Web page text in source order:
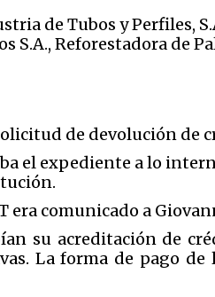
de Tubos y Perfiles,
S.A., Reforestadora de
de devolución de
el expediente a lo
era comunicado a
su acreditación de
La forma de pago